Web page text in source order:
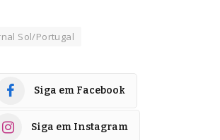
Sol/Portugal
Siga em Facebook
Siga em Instagram